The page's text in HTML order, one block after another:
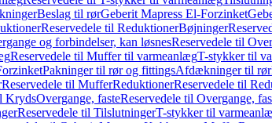
Beslag til rørGeberit Mapress El-Forzinket
Reservedele til ReduktionerBøjninger
og forbindelser, kan løsnesReservedele til
Reservedele til Muffer til varmeanlægT-stykker til
Pakninger til rør og fittingsAfdækninger til rør
Reservedele til MufferReduktionerReservedele til
KrydsOvergange, fasteReservedele til Overgange,
Reservedele til TilslutningerT-stykker til